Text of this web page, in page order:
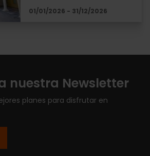
01/01/2026 - 31/12/2026
nuestra Newsletter
planes para disfrutar en